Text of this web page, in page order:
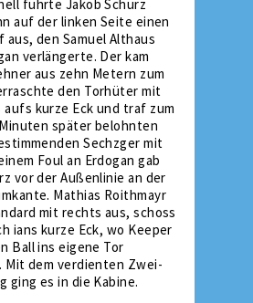
führte Jakob Schurz
auf der linken Seite einen
den Samuel Althaus
verlängerte. Der kam
aus zehn Metern zum
den Torhüter mit
aufs kurze Eck und traf zum
später belohnten
Sechzger mit
Foul an Erdogan gab
vor der Außenlinie an der
Mathias Roithmayr
mit rechts aus, schoss
ians kurze Eck, wo Keeper
Ball ins eigene Tor
Mit dem verdienten Zwei-
ging es in die Kabine.